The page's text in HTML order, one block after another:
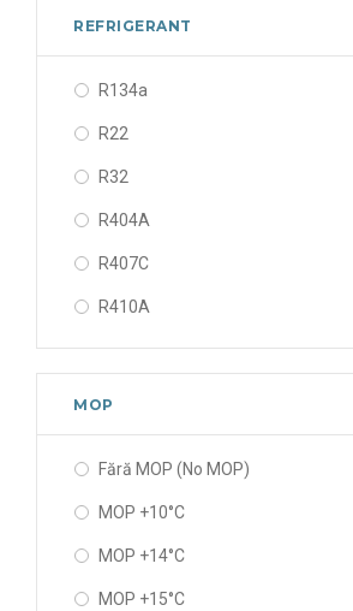
REFRIGERANT
R134a
R22
R32
R404A
R407C
R410A
R450A
R513A
MOP
Fără MOP (No MOP)
MOP +10°C
MOP +14°C
MOP +15°C